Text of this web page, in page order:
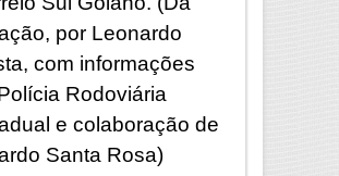
por Leonardo
com informações
Rodoviária
e colaboração de
Santa Rosa)